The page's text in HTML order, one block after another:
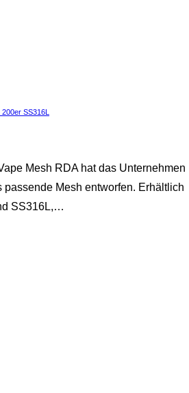
SS316L
Mesh RDA hat das Unternehmen
passende Mesh entworfen. Erhältlich
SS316L,…